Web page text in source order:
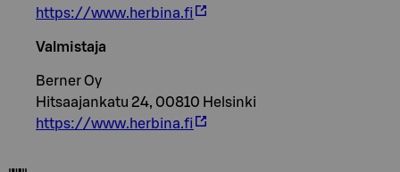
https://www.herbina.fi
Valmistaja
Berner Oy
Hitsaajankatu 24, 00810 Helsinki
https://www.herbina.fi